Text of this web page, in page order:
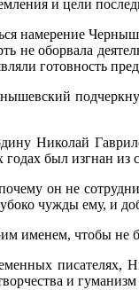
и цели
намерение
не оборвала
готовность
Николай
был изгнан из
он не
чужды ему, и
именем, чтобы не
писателях,
и